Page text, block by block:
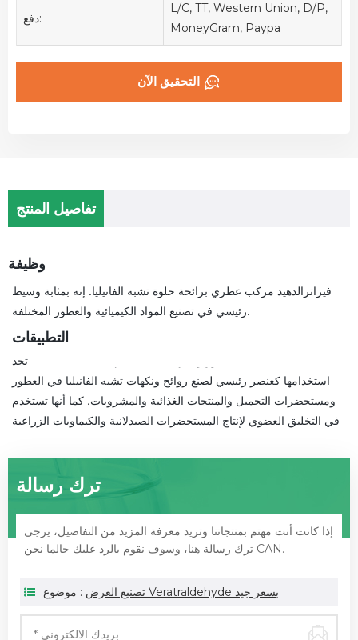
دفع:
L/C, TT, Western Union, D/P,
MoneyGram, Paypa
التحقيق الآن
تفاصيل المنتج
وظيفة
فيراترالدهيد مركب عطري برائحة حلوة تشبه الفانيليا. إنه بمثابة وسيط
رئيسي في تصنيع المواد الكيميائية والعطور المختلفة.
التطبيقات
تجد Veratraldehyde تطبيقات في صناعة العطور والنكهات ، حيث يتم
استخدامها كعنصر رئيسي لصنع روائح ونكهات تشبه الفانيليا في العطور
ومستحضرات التجميل والمنتجات الغذائية والمشروبات. كما أنها تستخدم
ترك رسالة
إذا كانت أنت مهتم بمنتجاتنا وتريد معرفة المزيد من التفاصيل، يرجى
ترك رسالة هنا، وسوف نقوم بالرد عليك حالما نحن CAN.
موضوع : تصنيع العرض Veratraldehyde بسعر جيد